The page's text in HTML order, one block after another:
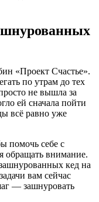
«Проект Счастье».
по утрам до тех
не вышла за
ей сначала пойти
всё равно уже
помочь себе с
обращать внимание.
кед на
вам сейчас
— зашнуровать